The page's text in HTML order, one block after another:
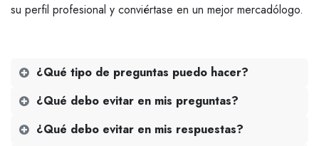
su perfil profesional y conviértase en un mejor mercadólogo.
¿Qué tipo de preguntas puedo hacer?
¿Qué debo evitar en mis preguntas?
¿Qué debo evitar en mis respuestas?